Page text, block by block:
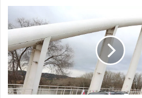
C
o
v
i
d
-
1
9
o
n
v
o
c
a
d
a